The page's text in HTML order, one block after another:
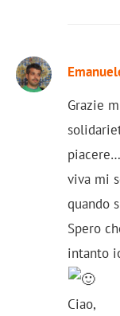
Grazie
viva mi
quando
Spero
intanto
Ciao,